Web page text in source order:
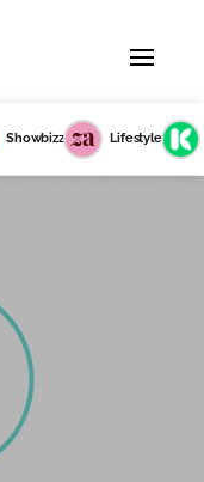
Showbizz Lifestyle